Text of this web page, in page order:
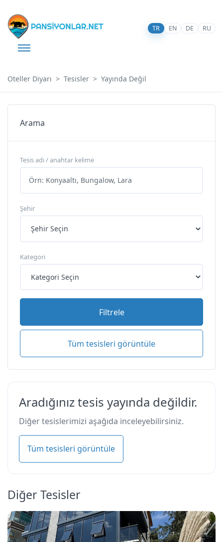
TR EN DE RU
Oteller Diyarı Tesisler Yayında Değil
Arama
Tesis adı / anahtar kelime
Şehir
Kategori
Filtrele
Tüm tesisleri görüntüle
Aradığınız tesis yayında değildir.
Diğer tesislerimizi aşağıda inceleyebilirsiniz.
Tüm tesisleri görüntüle
Diğer Tesisler